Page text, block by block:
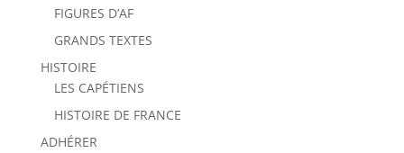
FIGURES D’AF
GRANDS TEXTES
HISTOIRE
LES CAPÉTIENS
HISTOIRE DE FRANCE
ADHÉRER